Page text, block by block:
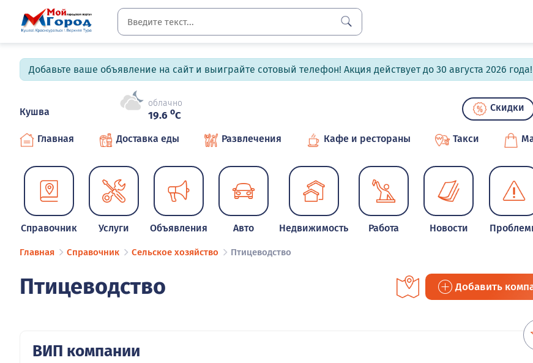
Добавьте ваше объявление на сайт и выиграйте сотовый телефон! Акция действует до 30 августа 2026 года!
Кушва
облачно
19.6 oC
Скидки
Главная Доставка еды Развлечения Кафе и рестораны Такси
Справочник Услуги Объявления Авто Недвижимость Работа Новости
Главная Справочник Сельское хозяйство Птицеводство
Птицеводство Добавить
ВИП компании